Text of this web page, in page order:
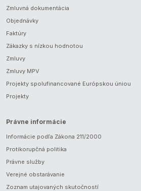
Zmluvná dokumentácia
Objednávky
Faktúry
Zákazky s nízkou hodnotou
Zmluvy
Zmluvy MPV
Projekty spolufinancované Európskou úniou
Projekty
Právne informácie
Informácie podľa Zákona 211/2000
Protikorupčná politika
Právne služby
Verejné obstarávanie
Zoznam utajovaných skutočností